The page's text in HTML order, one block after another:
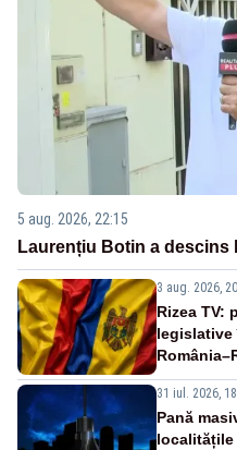
5 aug. 2026, 22:15
Laurențiu Botin a descins
3 aug. 2026,
Rizea TV:
legislative
31 iul. 2026,
Pană
localitățile